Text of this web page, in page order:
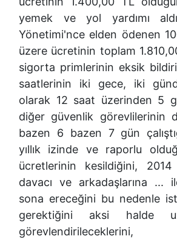
yemek ve yol yardımı
Yönetimi'nce elden ödenen
üzere ücretinin toplam
sigorta primlerinin eksik
saatlerinin iki gece, iki
olarak 12 saat üzerinden 5
diğer güvenlik görevlilerinin
bazen 6 bazen 7 gün
yıllık izinde ve raporlu
ücretlerinin kesildiğini, 2014
davacı ve arkadaşlarına ...
sona ereceğini bu nedenle
gerektiğini aksi halde
görevlendirileceklerini,